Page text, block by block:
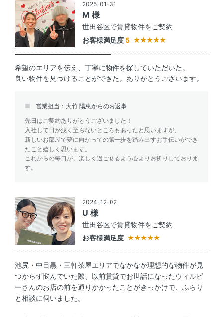
2025-01-31
M 様
世田谷区で賃貸物件をご契約
お客様満足度 5
希望のエリアを伝え、丁寧に物件を探していただいた。
良い物件を見つけることができた。ありがとうございます。
営業担当：大竹 陽恵からのお返事
先日はご契約ありがとうございました！
入社して日が浅く至らないところもあったと思いますが、
新しいお部屋で夢に向かっての第一歩を踏み出すお手伝いができ
たこと嬉しく思います。
これからの毎日が、楽しく過ごせるよう心よりお祈りしておりま
す。
2024-12-02
U 様
世田谷区で賃貸物件をご契約
お客様満足度
池尻・中目黒・三軒茶屋エリアでなかなか理想的な物件が見
つからず悩んでいた際、以前賃貸でお世話になったウィルビ
ーさんのお店の前を通りかかったことがきっかけで、ふらり
と相談に伺いました。